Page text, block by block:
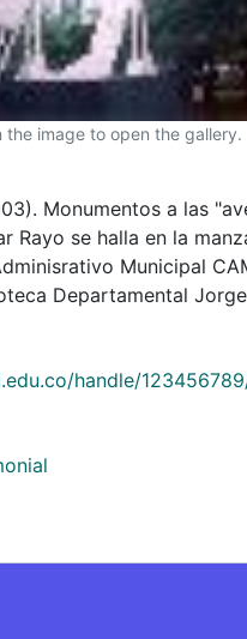
the image to open the gallery.
Monumentos a las
Rayo se halla en la
Municipal
Departamental
handle/